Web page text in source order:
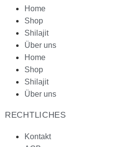
Home
Shop
Shilajit
Über uns
Home
Shop
Shilajit
Über uns
RECHTLICHES
Kontakt